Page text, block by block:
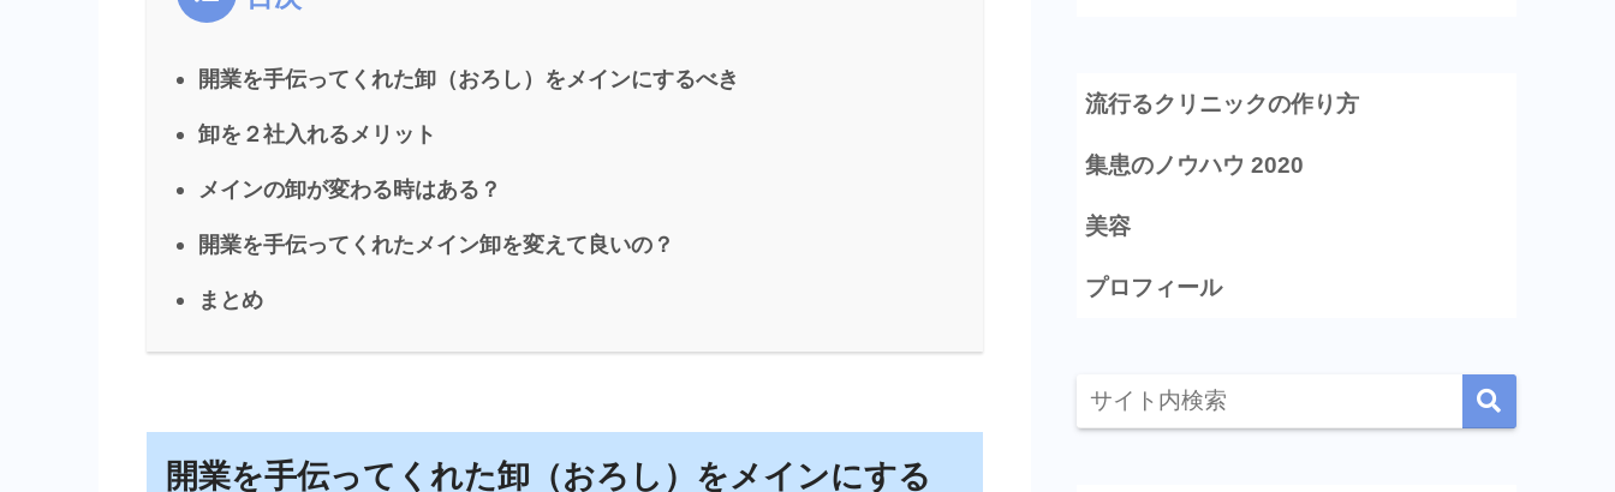
開業を手伝ってくれた卸（おろし）をメインにするべき
卸を２社入れるメリット
メインの卸が変わる時はある？
開業を手伝ってくれたメイン卸を変えて良いの？
まとめ
開業を手伝ってくれた卸（おろし）をメインにする
流行るクリニックの作り方
集患のノウハウ 2020
美容
プロフィール